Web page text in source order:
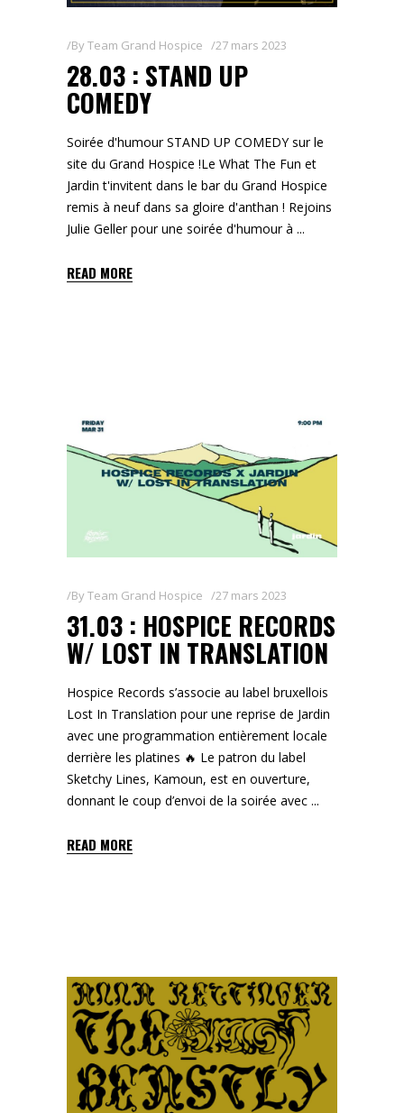
ByTeam Grand Hospice 27 mars 2023
28.03 : STAND UP
COMEDY
Soirée d'humour STAND UP COMEDY sur le
site du Grand Hospice !Le What The Fun et
Jardin t'invitent dans le bar du Grand Hospice
remis à neuf dans sa gloire d'anthan ! Rejoins
Julie Geller pour une soirée d'humour à
READ MORE
ByTeam Grand Hospice 27 mars 2023
31.03 : HOSPICE RECORDS
W/ LOST IN TRANSLATION
Hospice Records s’associe au label bruxellois
Lost In Translation pour une reprise de Jardin
avec une programmation entièrement locale
derrière les platines 🔥 Le patron du label
Sketchy Lines, Kamoun, est en ouverture,
donnant le coup d’envoi de la soirée avec
READ MORE